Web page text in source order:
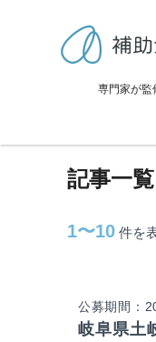
専門家が監
>補助金・助成
土岐市
記事一覧
1〜10 件を
公募期間：
岐阜県土